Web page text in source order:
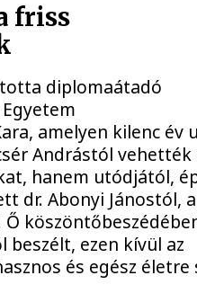
friss
diplomaátadó
amelyen kilenc év
Andrástól vehették
hanem utódjától,
dr. Abonyi Jánostól,
ezen kívül az
és egész életre